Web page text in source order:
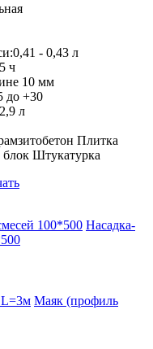
0,41 - 0,43 л
ч
10 мм
до +30
л
Плитка
Штукатурка
Насадка-
Маяк (профиль